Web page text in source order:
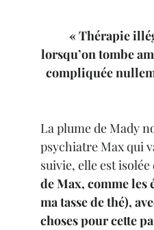
« Thérapie
lorsqu’on tombe
compliquée
La plume de Mady
psychiatre Max qui
suivie, elle est
de Max, comme les
ma tasse de thé),
choses pour cette